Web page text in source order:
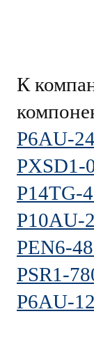
К
P6AU-
PXSD1-
P14TG-
P10AU-
PEN6-
PSR1-
P6AU-